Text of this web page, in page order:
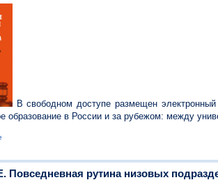
В свободном доступе размещен
образование в России и за рубежом: между
Повседневная рутина низовых